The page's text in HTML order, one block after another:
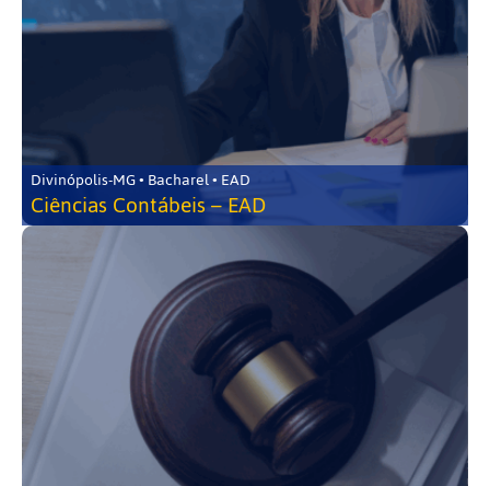
Divinópolis-MG • Bacharel • EAD
Ciências Contábeis – EAD